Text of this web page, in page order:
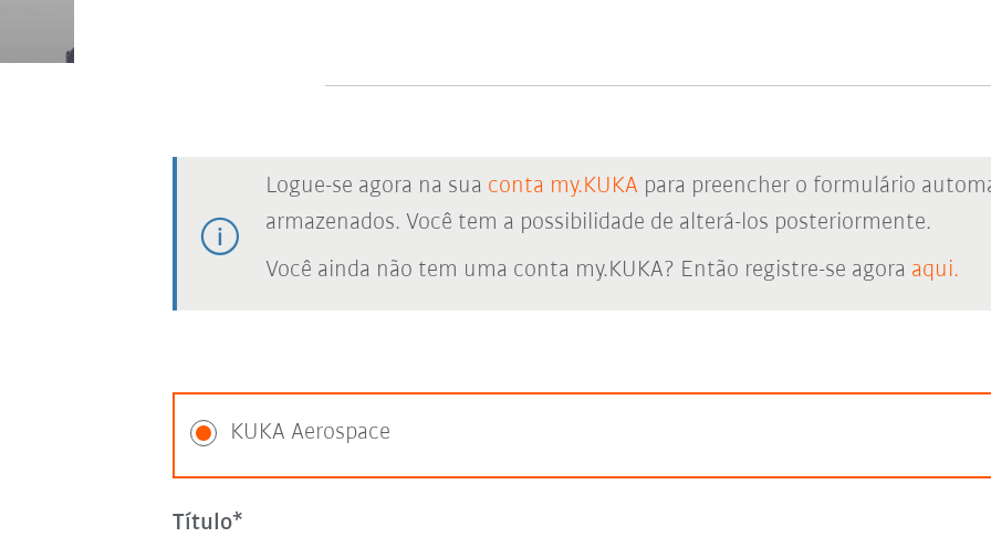
Logue-se agora na sua conta my.KUKA para preencher o formulário
armazenados. Você tem a possibilidade de alterá-los posteriormente.
Você ainda não tem uma conta my.KUKA? Então registre-se agora aqui.
KUKA Aerospace
Título